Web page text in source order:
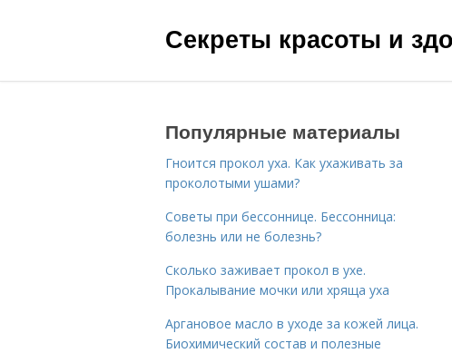
Секреты красоты и
Популярные материалы
Гноится прокол уха. Как ухаживать за
проколотыми ушами?
Советы при бессоннице. Бессонница:
болезнь или не болезнь?
Сколько заживает прокол в ухе.
Прокалывание мочки или хряща уха
Аргановое масло в уходе за кожей лица.
Биохимический состав и полезные